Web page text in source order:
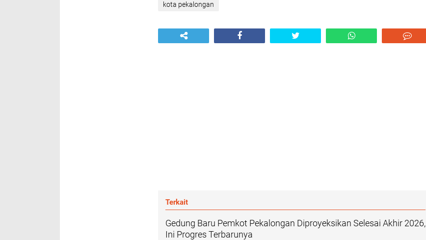
kota pekalongan
Terkait
Gedung Baru Pemkot Pekalongan Diproyeksikan Selesai Akhir 2026,
Ini Progres Terbarunya